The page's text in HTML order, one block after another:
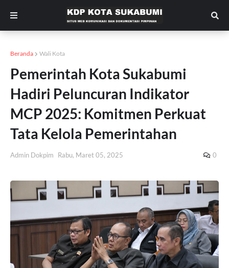
Beranda Wali Kota
Pemerintah Kota Sukabumi
Hadiri Peluncuran Indikator
MCP 2025: Komitmen Perkuat
Tata Kelola Pemerintahan
Admin Dokpim Rabu, Maret 05, 2025 0